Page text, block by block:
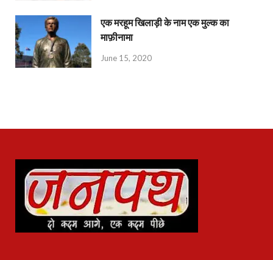
एक मरहूम खिलाड़ी के नाम एक मुल्क का
माफ़ीनामा
June 15, 2020